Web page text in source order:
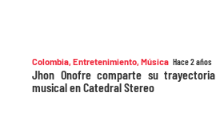
Colombia,Entretenimiento,Música Hace 2 años
Jhon Onofre comparte su trayectoria
musical en Catedral Stereo